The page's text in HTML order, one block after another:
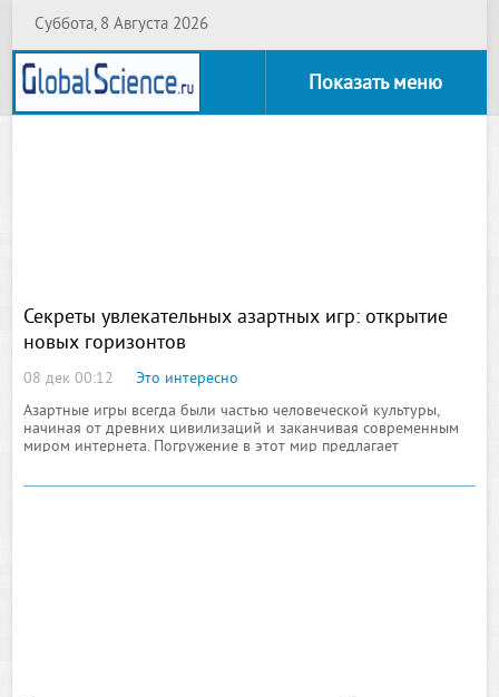
Суббота, 8 Августа 2026
Показать меню
Секреты увлекательных азартных игр: открытие
новых горизонтов
08 дек 00:12
Это интересно
Азартные игры всегда были частью человеческой культуры,
начиная от древних цивилизаций и заканчивая современным
миром интернета. Погружение в этот мир предлагает
возможно, даже для заработка. Но что делает эти игры такими